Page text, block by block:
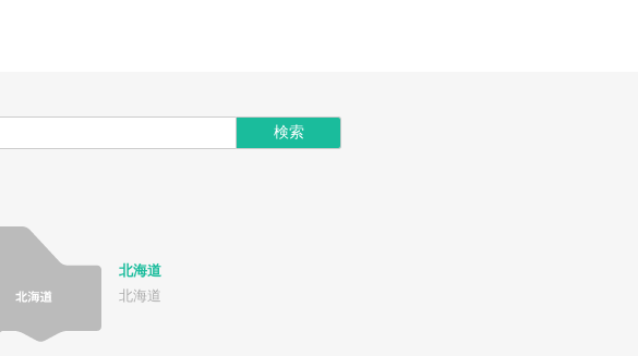
北海道
北海道